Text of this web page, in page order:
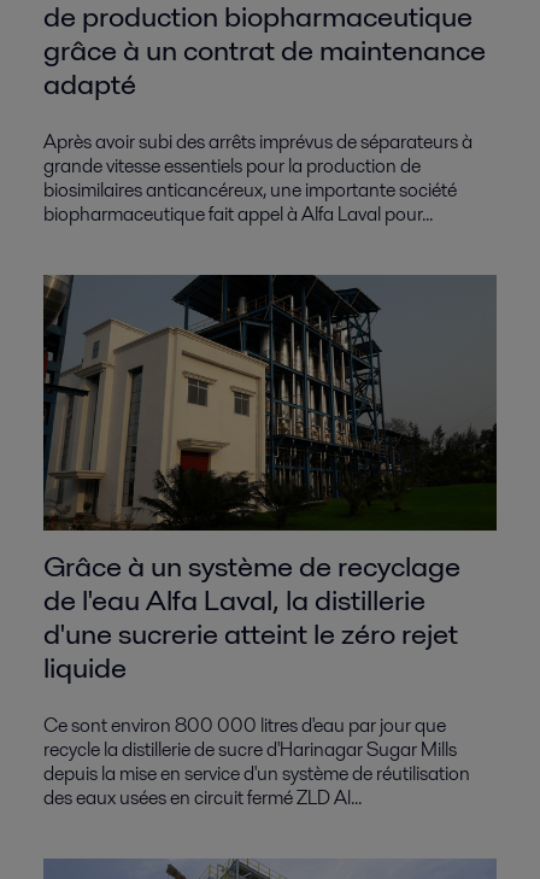
de production biopharmaceutique
grâce à un contrat de maintenance
adapté
Après avoir subi des arrêts imprévus de séparateurs à
grande vitesse essentiels pour la production de
biosimilaires anticancéreux, une importante société
biopharmaceutique fait appel à Alfa Laval pour...
Grâce à un système de recyclage
de l'eau Alfa Laval, la distillerie
d'une sucrerie atteint le zéro rejet
liquide
Ce sont environ 800 000 litres d'eau par jour que
recycle la distillerie de sucre d'Harinagar Sugar Mills
depuis la mise en service d'un système de réutilisation
des eaux usées en circuit fermé ZLD Al...